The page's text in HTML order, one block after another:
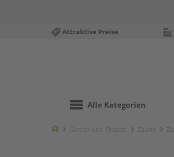
Attraktive Preise
Alle Kategorien
Home